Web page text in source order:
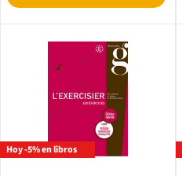
Hoy -5% en libros